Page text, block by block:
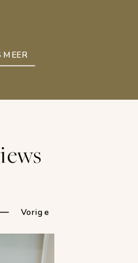
MEER
Vorige